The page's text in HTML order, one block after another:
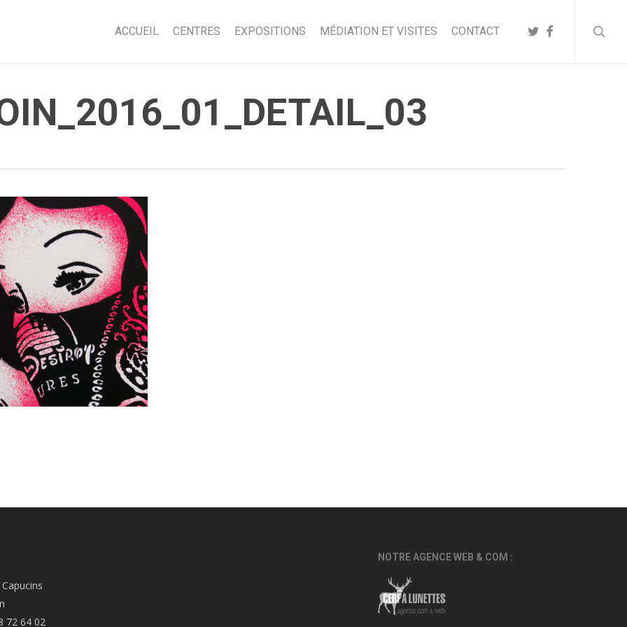
ACCUEIL CENTRES EXPOSITIONS MÉDIATION ET VISITES CONTACT TWITTER
FACEBOOK
72 64 02
NOTRE AGENCE WEB & COM :